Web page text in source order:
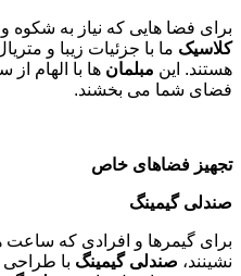
برای فضا هایی که نیاز به شکوه و
کلاسیک ما با جزئیات زیبا و
هستند. این مبلمان ها با الهام
فضای شما می بخشند.
تجهیز فضاهای خاص
صندلی گیمینگ
برای گیمرها و افرادی که
نشینند، صندلی گیمینگ با طراحی